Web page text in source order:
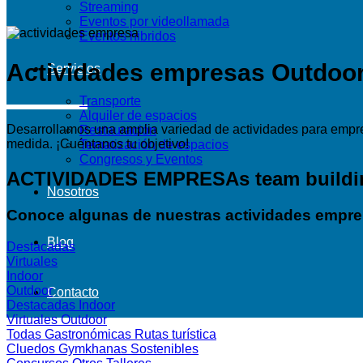
Streaming
Eventos por videollamada
Eventos hibridos
Servicios
Transporte
Alquiler de espacios
Restauración
Tematización de espacios
Congresos y Eventos
Nosotros
Blog
Contacto
Actividades empresas
Desarrollamos una amplia variedad de actividades para
medida. ¡Cuéntanos tu objetivo!
ACTIVIDADES EMPRESAs team
Conoce algunas de nuestras actividades
Destacadas
Virtuales
Indoor
Outdoor
Destacadas Indoor
Virtuales Outdoor
Todas Gastronómicas Rutas turística
Cluedos Gymkhanas Sostenibles